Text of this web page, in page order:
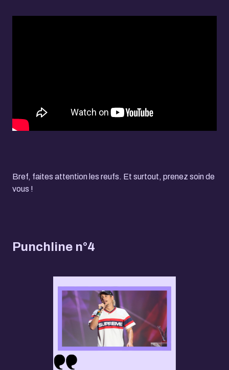
Bref, faites attention les reufs. Et surtout, prenez soin de
vous !
Punchline n°4